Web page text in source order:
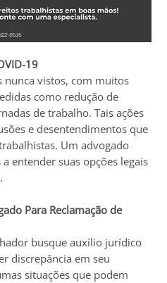
19
nunca vistos, com muitos
como redução de
de trabalho. Tais ações
e desentendimentos que
Um advogado
entender suas opções legais
Para Reclamação de
busque auxílio jurídico
discrepância em seu
situações que podem